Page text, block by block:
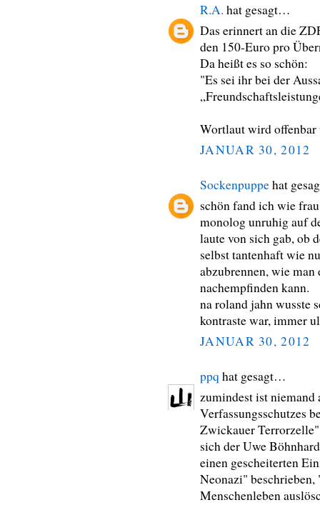
R.A. hat gesagt…
Das erinnert an die
den 150-Euro pro
Da heißt es so schön:
"Es sei ihr bei der
Wortlaut wird offenbar
JANUAR 30, 2012
Sockenpuppehat
schön fand ich wie
monolog unruhig auf
laute von sich gab, ob
selbst tantenhaft wie
abzubrennen, wie man
nachempfinden kann.
na roland jahn wusste
kontraste war, immer
JANUAR 30, 2012
ppq hat gesagt…
zumindest ist
Verfassungsschutzes
Zwickauer Terrorzelle"
sich der Uwe
einen gescheiterten
Neonazi"
Menschenleben